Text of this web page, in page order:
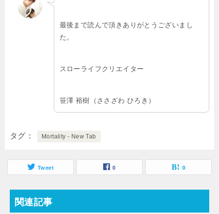
最後まで読んで頂きありがとうございまし
た。
スローライフクリエイター
笹澤 裕樹（ささざわ ひろき）
タグ Mortality - New Tab
Tweet 0 0
関連記事